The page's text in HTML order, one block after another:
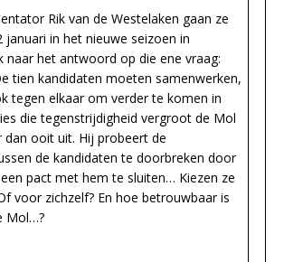
Rik van de Westelaken gaan ze
januari in het nieuwe seizoen in
naar het antwoord op die ene vraag:
tien kandidaten moeten samenwerken,
tegen elkaar om verder te komen in
die tegenstrijdigheid vergroot de Mol
dan ooit uit. Hij probeert de
de kandidaten te doorbreken door
pact met hem te sluiten… Kiezen ze
voor zichzelf? En hoe betrouwbaar is
Mol…?